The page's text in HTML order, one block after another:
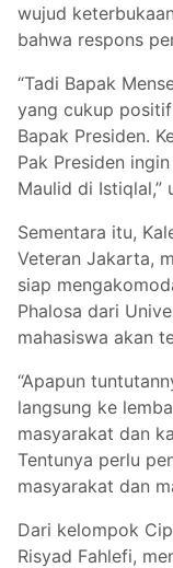
wujud
bahwa respons
“Tadi Bapak
yang cukup
Bapak Presiden.
Pak Presiden
Maulid di Istiqlal,”
Sementara itu,
Veteran Jakarta,
siap
Phalosa dari
mahasiswa akan
“Apapun
langsung ke
masyarakat dan
Tentunya perlu
masyarakat dan
Dari kelompok
Risyad Fahlefi,